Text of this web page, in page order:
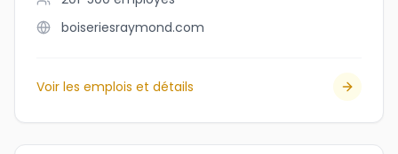
boiseriesraymond.com
Voir les emplois et détails